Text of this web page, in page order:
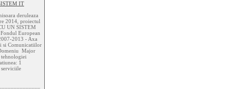
IT
deruleaza
2014, proiectul
UN SISTEM
European
2013 - Axa
si Comunicatiilor
Major
1
serviciile